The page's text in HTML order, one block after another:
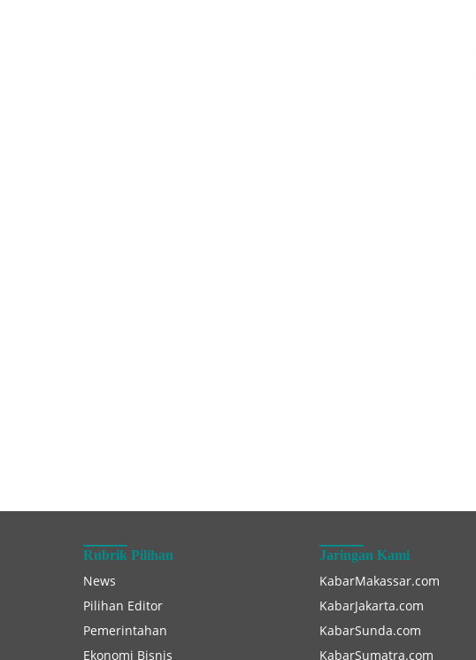
Rubrik Pilihan
News
Pilihan Editor
Pemerintahan
Ekonomi Bisnis
Jaringan Kami
KabarMakassar.com
KabarJakarta.com
KabarSunda.com
KabarSumatra.com